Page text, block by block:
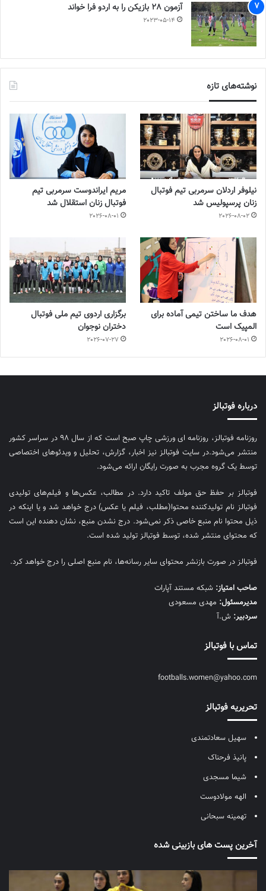
آزمون 28 بازیکن را به اردو فرا خواند
2023-05-14
نوشته‌های تازه
نیلوفر اردلان سرمربی تیم فوتبال
زنان پرسپولیس شد
2026-08-02
مریم ایراندوست سرمربی تیم
فوتبال زنان استقلال شد
2026-08-01
هدف ما ساختن تیمی آماده برای
المپیک است
2026-08-01
برگزاری اردوی تیم ملی فوتبال
دختران نوجوان
2026-07-27
درباره فوتبالز
روزنامه فوتبالز، روزنامه ای ورزشی چاپ صبح است که از سال ۹۸ در سراسر کشور
منتشر می‌شود.در سایت فوتبالز نیز اخبار، گزارش، تحلیل و ویدئوهای اختصاصی
توسط یک گروه مجرب به صورت رایگان ارائه می‌شود.
فوتبالز بر حفظ حق مولف تاکید دارد. در مطالب، عکس‌ها و فیلم‌های تولیدی
فوتبالز نام تولیدکننده محتوا(مطلب، فیلم یا عکس) درج خواهد شد و یا اینکه در
ذیل محتوا نام منبع خاصی ذکر نمی‌‎شود. درج نشدن منبع، نشان دهنده این است
که محتوای منتشر شده، توسط فوتبالز تولید شده است.
فوتبالز در صورت بازنشر محتوای سایر رسانه‌ها، نام منبع اصلی را درج خواهد کرد.
صاحب امتیاز: شبکه مستند آپارات
مديرمسئول: مهدی مسعودی
سردبیر: ش.آ
تماس با فوتبالز
footballs.women@yahoo.com
تحریریه فوتبالز
سهیل سعادتمندی
پانیذ فرحناک
شیما مسجدی
الهه مولادوست
تهمینه سبحانی
آخرین پست های بازبینی شده